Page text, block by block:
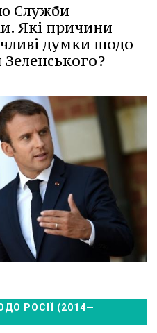
Служби
Які причини
думки щодо
РОСІЇ (2014—